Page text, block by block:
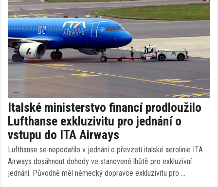
Italské ministerstvo financí prodloužilo
Lufthanse exkluzivitu pro jednání o
vstupu do ITA Airways
Lufthanse se nepodařilo v jednání o převzetí italské aerolinie ITA
Airways dosáhnout dohody ve stanovené lhůtě pro exkluzivní
jednání. Původně měl německý dopravce exkluzivitu pro …